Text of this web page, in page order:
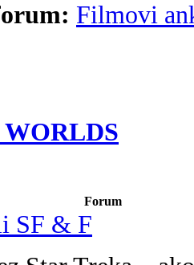
Filmovi
Forum
SF & F